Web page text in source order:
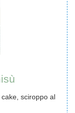
sciroppo al